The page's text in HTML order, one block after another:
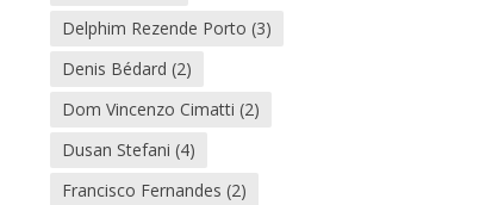
Delphim Rezende Porto (3)
Denis Bédard (2)
Dom Vincenzo Cimatti (2)
Dusan Stefani (4)
Francisco Fernandes (2)